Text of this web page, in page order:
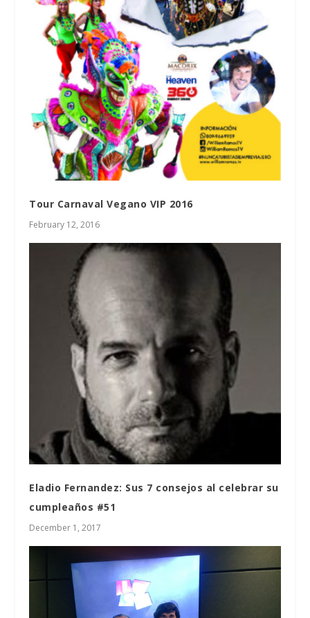
Tour Carnaval Vegano VIP 2016
February 12, 2016
Eladio Fernandez: Sus 7 consejos al celebrar su
cumpleaños #51
December 1, 2017